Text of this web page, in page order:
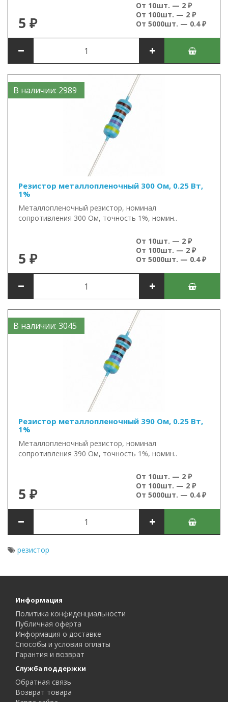
5 ₽
От 10шт. — 2 ₽
От 100шт. — 2 ₽
От 5000шт. — 0.4 ₽
В наличии: 2989
Резистор металлопленочный 300 Ом, 0.25 Вт,
1%
Металлопленочный резистор, номинал
сопротивления 300 Ом, точность 1%, номин..
5 ₽
От 10шт. — 2 ₽
От 100шт. — 2 ₽
От 5000шт. — 0.4 ₽
В наличии: 3045
Резистор металлопленочный 390 Ом, 0.25 Вт,
1%
Металлопленочный резистор, номинал
сопротивления 390 Ом, точность 1%, номин..
5 ₽
От 10шт. — 2 ₽
От 100шт. — 2 ₽
От 5000шт. — 0.4 ₽
резистор
Информация
Политика конфиденциальности
Публичная оферта
Информация о доставке
Способы и условия оплаты
Гарантия и возврат
Служба поддержки
Обратная связь
Возврат товара